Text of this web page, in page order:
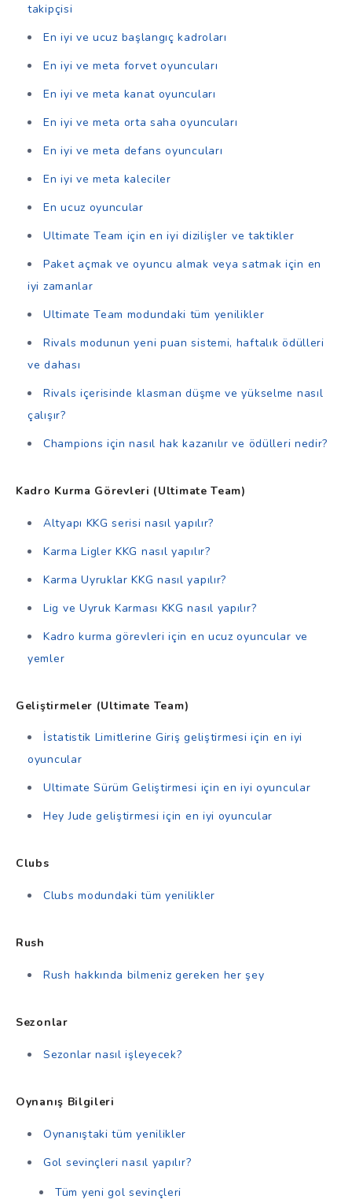
takipçisi
En iyi ve ucuz başlangıç kadroları
En iyi ve meta forvet oyuncuları
En iyi ve meta kanat oyuncuları
En iyi ve meta orta saha oyuncuları
En iyi ve meta defans oyuncuları
En iyi ve meta kaleciler
En ucuz oyuncular
Ultimate Team için en iyi dizilişler ve taktikler
Paket açmak ve oyuncu almak veya satmak için en
iyi zamanlar
Ultimate Team modundaki tüm yenilikler
Rivals modunun yeni puan sistemi, haftalık ödülleri
ve dahası
Rivals içerisinde klasman düşme ve yükselme nasıl
çalışır?
Champions için nasıl hak kazanılır ve ödülleri nedir?
Kadro Kurma Görevleri (Ultimate Team)
Altyapı KKG serisi nasıl yapılır?
Karma Ligler KKG nasıl yapılır?
Karma Uyruklar KKG nasıl yapılır?
Lig ve Uyruk Karması KKG nasıl yapılır?
Kadro kurma görevleri için en ucuz oyuncular ve
yemler
Geliştirmeler (Ultimate Team)
İstatistik Limitlerine Giriş geliştirmesi için en iyi
oyuncular
Ultimate Sürüm Geliştirmesi için en iyi oyuncular
Hey Jude geliştirmesi için en iyi oyuncular
Clubs
Clubs modundaki tüm yenilikler
Rush
Rush hakkında bilmeniz gereken her şey
Sezonlar
Sezonlar nasıl işleyecek?
Oynanış Bilgileri
Oynanıştaki tüm yenilikler
Gol sevinçleri nasıl yapılır?
Tüm yeni gol sevinçleri